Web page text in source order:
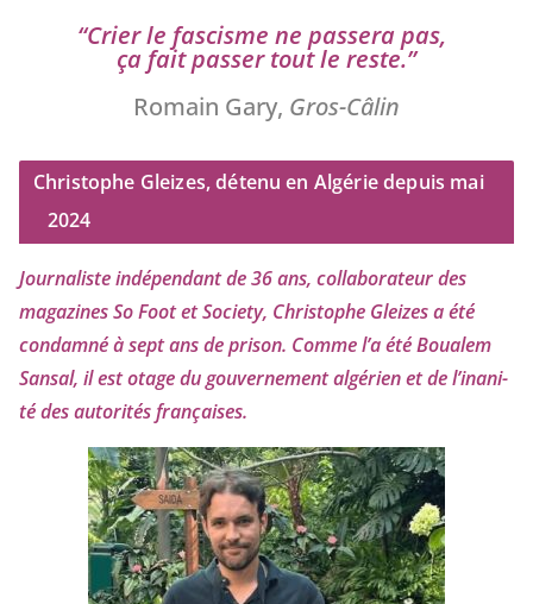
“Crier le fas­cisme ne pas­se­ra pas,
ça fait pas­ser tout le reste.”
Romain Gary, Gros-Câlin
Christophe Gleizes, détenu en Algérie depuis mai
2024
Journaliste indé­pen­dant de36ans, col­la­bo­ra­teur des
maga­zines So Foot et Society, Christophe Gleizesa été
condam­né à sept ans de pri­son. Comme l’a été Boualem
Sansal, il est otage du gou­ver­ne­ment algé­rien et de l’i­na­ni­
té des auto­ri­tés françaises.